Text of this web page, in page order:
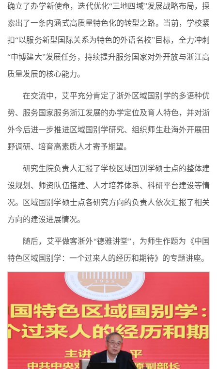
确立了办学新使命，迭代优化“三地四域”发展战略布局，探
索出了一条内涵式高质量特色化的转型之路。当前，学校紧
扣“以服务新型国际关系为特色的外语名校”目标，全力冲刺
“申博建大”发展任务，持续提升服务国家对外开放与浙江高
质量发展的核心能力。
在交流中，艾平充分肯定了浙外区域国别学的多语种优
势、服务国家服务浙江发展的办学定位及育人特色，并对浙
外今后进一步推进区域国别学研究、组织师生赴海外开展田
野调研、培育高素质人才寄予期望。
研究生院负责人汇报了学校区域国别学硕士点的整体建
设规划、师资队伍搭建、人才培养体系、科研平台建设等情
况。区域国别学硕士点各研究方向的负责人依次汇报了相关
方向的建设进展情况。
随后，艾平做客浙外“德雅讲堂”，为师生作题为《中国
特色区域国别学：一个过来人的经历和期待》的专题讲座。